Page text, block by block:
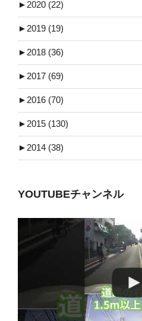
► 2020 (22)
► 2019 (19)
► 2018 (36)
► 2017 (69)
► 2016 (70)
► 2015 (130)
► 2014 (38)
YOUTUBEチャンネル